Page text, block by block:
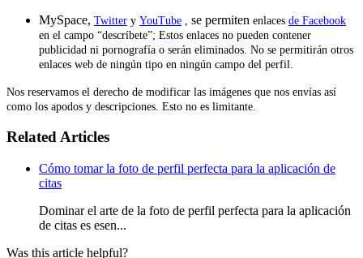
MySpace, Twitter y YouTube se permiten enlaces de Facebook
en el campo “descríbete”; Estos enlaces no pueden contener
publicidad ni pornografía o serán eliminados. No se permitirán otros
enlaces web de ningún tipo en ningún campo del perfil.
Nos reservamos el derecho de modificar las imágenes que nos envías así
como los apodos y descripciones. Esto no es limitante.
Related Articles
Cómo tomar la foto de perfil perfecta para la aplicación de
citas
Dominar el arte de la foto de perfil perfecta para la aplicación
de citas es esen...
Was this article helpful?